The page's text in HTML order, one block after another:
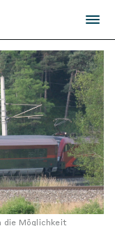
die Möglichkeit